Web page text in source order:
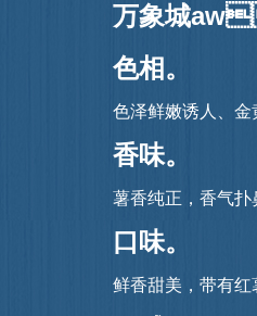
万象城
色相。
色泽鲜嫩诱人、金黄
香味。
薯香纯正，香气扑鼻
口味。
 鲜香甜美，